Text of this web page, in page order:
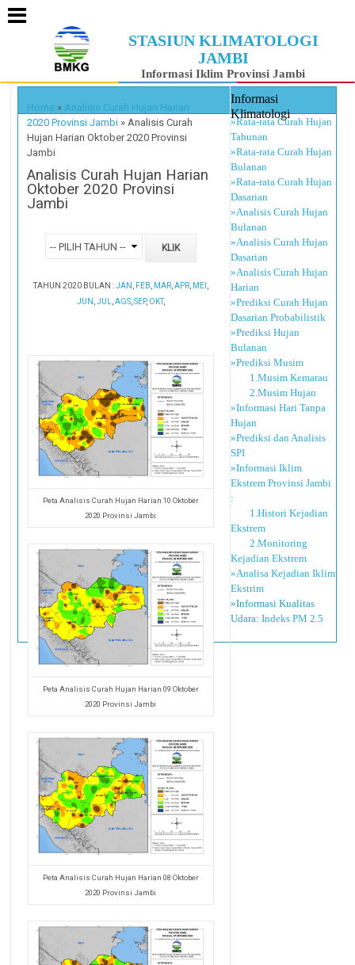
STASIUN KLIMATOLOGI
JAMBI
Informasi Iklim Provinsi Jambi
Home » Analisis Curah Hujan Harian
2020 Provinsi Jambi » Analisis Curah
Hujan Harian Oktober 2020 Provinsi
Jambi
Analisis Curah Hujan Harian
Oktober 2020 Provinsi
Jambi
TAHUN 2020 BULAN :JAN FEB MAR, APR, MEI
JUN JUL AGS, SEP, OKT,
Peta Analisis Curah Hujan Harian 10 Oktober
2020 Provinsi Jambi
Peta Analisis Curah Hujan Harian 09 Oktober
2020 Provinsi Jambi
Peta Analisis Curah Hujan Harian 08 Oktober
2020 Provinsi Jambi
Informasi
Klimatologi
»Rata-rata Curah Hujan
Tahunan
»Rata-rata Curah Hujan
Bulanan
»Rata-rata Curah Hujan
Dasarian
»Analisis Curah Hujan
Bulanan
»Analisis Curah Hujan
Dasarian
»Analisis Curah Hujan
Harian
»Prediksi Curah Hujan
Dasarian Probabilistik
»Prediksi Hujan
Bulanan
»Prediksi Musim
1.Musim Kemarau
2.Musim Hujan
»Informasi Hari Tanpa
Hujan
»Prediksi dan Analisis
SPI
»Informasi Iklim
Ekstrem Provinsi Jambi
:
1.Histori Kejadian
Ekstrem
2.Monitoring
Kejadian Ekstrem
»Analisa Kejadian Iklim
Ekstrim
»Informasi Kualitas
Udara: Indeks PM 2.5